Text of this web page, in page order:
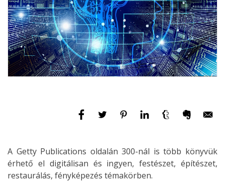
A Getty Publications oldalán 300-nál is több könyvük
érhető el digitálisan és ingyen, festészet, építészet,
restaurálás, fényképezés témakörben.